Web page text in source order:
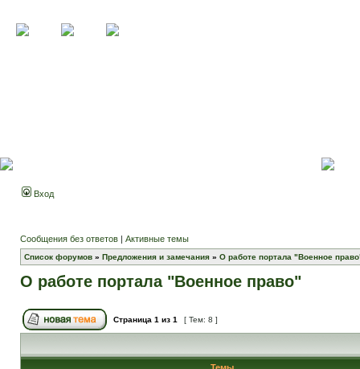
Вход
Сообщения без ответов | Активные темы
Список форумов » Предложения и замечания » О работе портала "Военное
О работе портала "Военное право"
Страница 1 из 1 [ Тем: 8 ]